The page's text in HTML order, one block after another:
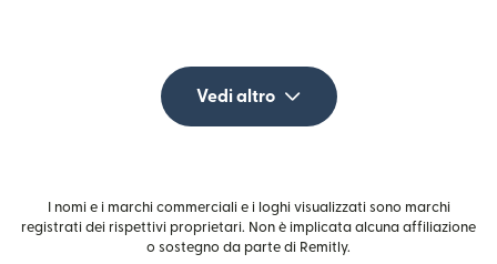
Vedi altro
I nomi e i marchi commerciali e i loghi visualizzati sono marchi
registrati dei rispettivi proprietari. Non è implicata alcuna affiliazione
o sostegno da parte di Remitly.